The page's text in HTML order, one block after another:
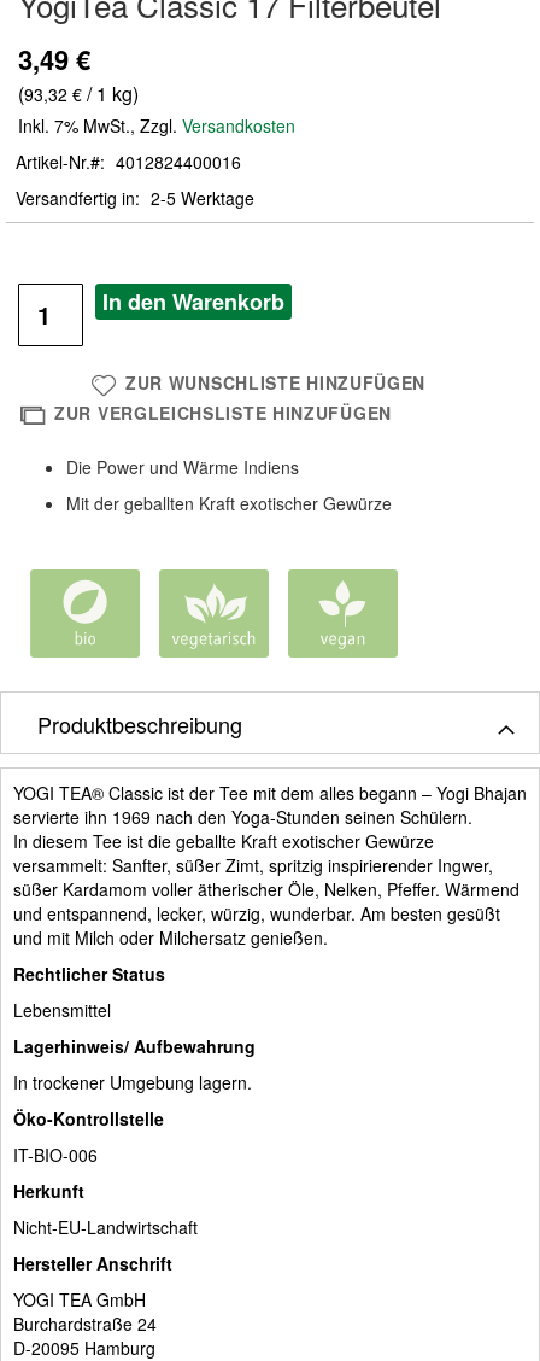
der
Bildergalerie
springen
3,49 €
(93,32 € / 1 kg)
Inkl. 7% MwSt., Zzgl. Versandkosten
Artikel-Nr.
4012824400016
Versandfertig in
2-5 Werktage
In den Warenkorb
ZUR WUNSCHLISTE HINZUFÜGEN
ZUR VERGLEICHSLISTE HINZUFÜGEN
Die Power und Wärme Indiens
Mit der geballten Kraft exotischer Gewürze
Produktbeschreibung
YOGI TEA® Classic ist der Tee mit dem alles begann – Yogi Bhajan
servierte ihn 1969 nach den Yoga-Stunden seinen Schülern.
In diesem Tee ist die geballte Kraft exotischer Gewürze
versammelt: Sanfter, süßer Zimt, spritzig inspirierender Ingwer,
süßer Kardamom voller ätherischer Öle, Nelken, Pfeffer. Wärmend
und entspannend, lecker, würzig, wunderbar. Am besten gesüßt
und mit Milch oder Milchersatz genießen.
Rechtlicher Status
Lebensmittel
Lagerhinweis/ Aufbewahrung
In trockener Umgebung lagern.
Öko-Kontrollstelle
IT-BIO-006
Herkunft
Nicht-EU-Landwirtschaft
Hersteller Anschrift
YOGI TEA GmbH
Burchardstraße 24
D-20095 Hamburg